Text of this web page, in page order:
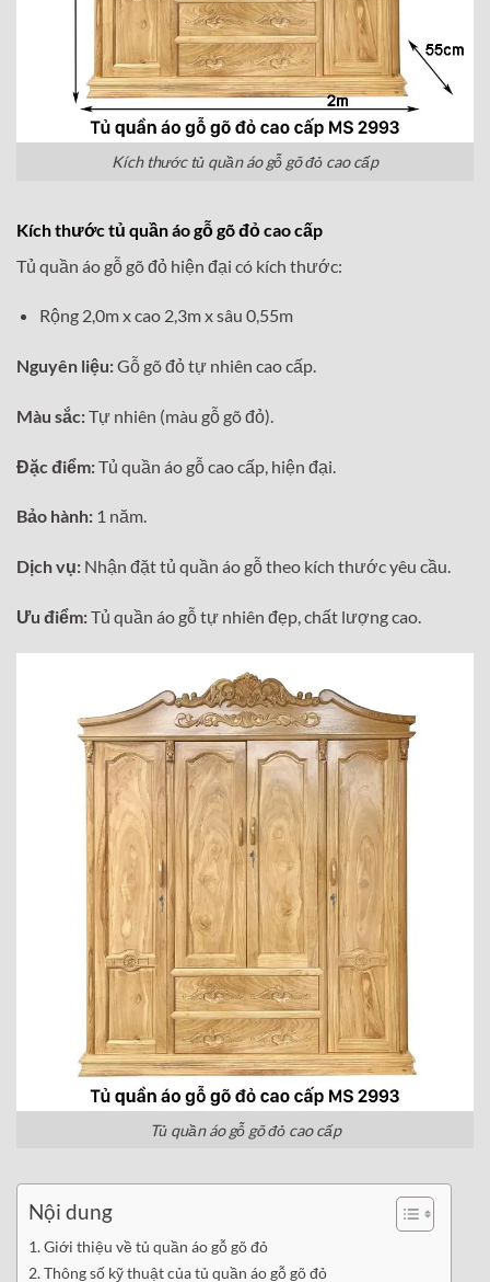
Kích thước tủ quần áo gỗ gõ đỏ cao cấp
Kích thước tủ quần áo gỗ gõ đỏ cao cấp
Tủ quần áo gỗ gõ đỏ hiện đại có kích thước:
Rộng 2,0m x cao 2,3m x sâu 0,55m
Nguyên liệu:Gỗ gõ đỏ tự nhiên cao cấp.
Màu sắc:Tự nhiên (màu gỗ gõ đỏ).
Đặc điểm:Tủ quần áo gỗ cao cấp, hiện đại.
Bảo hành: 1 năm.
Dịch vụ: Nhận đặt tủ quần áo gỗ theo kích thước yêu cầu.
Ưu điểm:Tủ quần áo gỗ tự nhiên đẹp, chất lượng cao.
Tủ quần áo gỗ gõ đỏ cao cấp
Nội dung
Giới thiệu về tủ quần áo gỗ gõ đỏ
Thông số kỹ thuật của tủ quần áo gỗ gõ đỏ